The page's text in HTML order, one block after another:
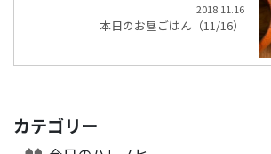
2018.11.16
本日のお昼ごはん（11/16）
カテゴリー